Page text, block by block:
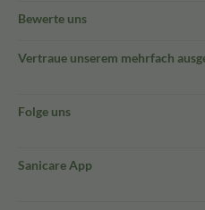
Bewerte uns
Vertraue unserem mehrfach
Folge uns
Sanicare App